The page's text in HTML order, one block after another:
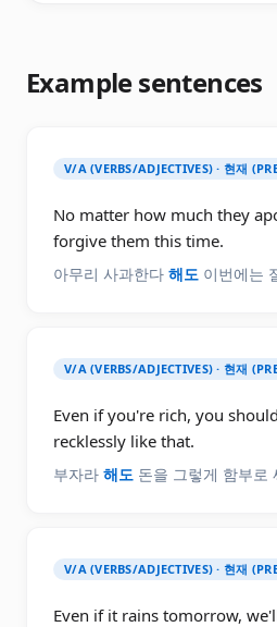
Example sentences
V/A (VERBS/ADJECTIVES) · 현재
No matter how much they
forgive them this time.
아무리 사과한다 해도 이번에는
V/A (VERBS/ADJECTIVES) · 현재
Even if you're rich, you
recklessly like that.
부자라 해도 돈을 그렇게 함부로
V/A (VERBS/ADJECTIVES) · 현재
Even if it rains tomorrow,